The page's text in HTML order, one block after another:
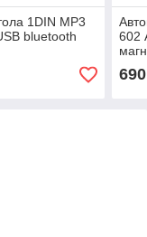
1DIN MP3
bluetooth
602
690